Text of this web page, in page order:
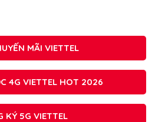
MÃI VIETTEL
4G VIETTEL HOT 2026
KÝ 5G VIETTEL